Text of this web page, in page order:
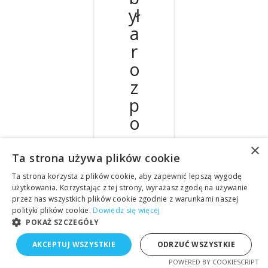
ył
a
r
o
z
p
o
z
n
a
w
al
a
×
Ta strona używa plików cookie
Ta strona korzysta z plików cookie, aby zapewnić lepszą wygodę
użytkowania. Korzystając z tej strony, wyrażasz zgodę na używanie
przez nas wszystkich plików cookie zgodnie z warunkami naszej
polityki plików cookie. Dowiedz się więcej
POKAŻ SZCZEGÓŁY
AKCEPTUJ WSZYSTKIE ODRZUĆ WSZYSTKIE
POWERED BY COOKIESCRIPT